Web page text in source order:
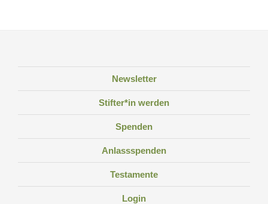
Newsletter
Stifter*in werden
Spenden
Anlassspenden
Testamente
Login